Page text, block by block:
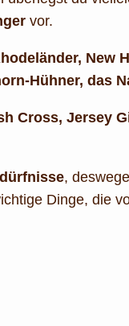
vor.
Hühner, das
Cross, Jersey
,
Dinge, die